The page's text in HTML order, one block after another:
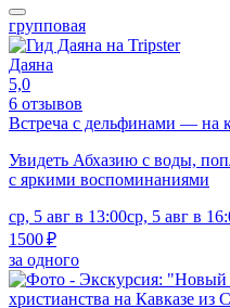
групповая
Даяна
5,0
6 отзывов
Встреча с дельфинами — на
Увидеть Абхазию с воды,
с яркими воспоминаниями
ср, 5 авг в 13:00ср, 5 авг в
1500 ₽
за одного